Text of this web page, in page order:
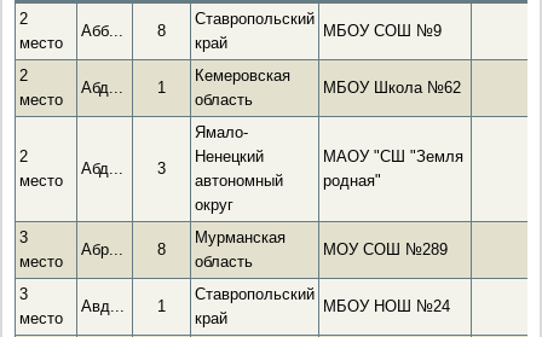
2
место
Абб... 8
Ставропольский
край
МБОУ СОШ №9
2
место
Абд... 1
Кемеровская
область
МБОУ Школа №62
2
место
Абд... 3
Ямало-
Ненецкий
автономный
округ
МАОУ "СШ "Земля
родная"
3
место
Абр... 8
Мурманская
область
МОУ СОШ №289
3
место
Авд... 1
Ставропольский
край
МБОУ НОШ №24